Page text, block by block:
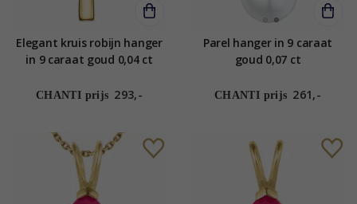
Elegant kruis robijn hanger
in 9 caraat goud 0,04 ct
CHANTI prijs 293,-
Parel hanger in 9 caraat
goud 0,07 ct
CHANTI prijs 261,-